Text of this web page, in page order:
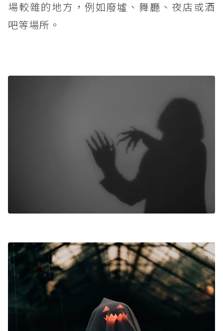
場較雜的地方，例如廢墟、舞廳、夜店或酒
吧等場所。